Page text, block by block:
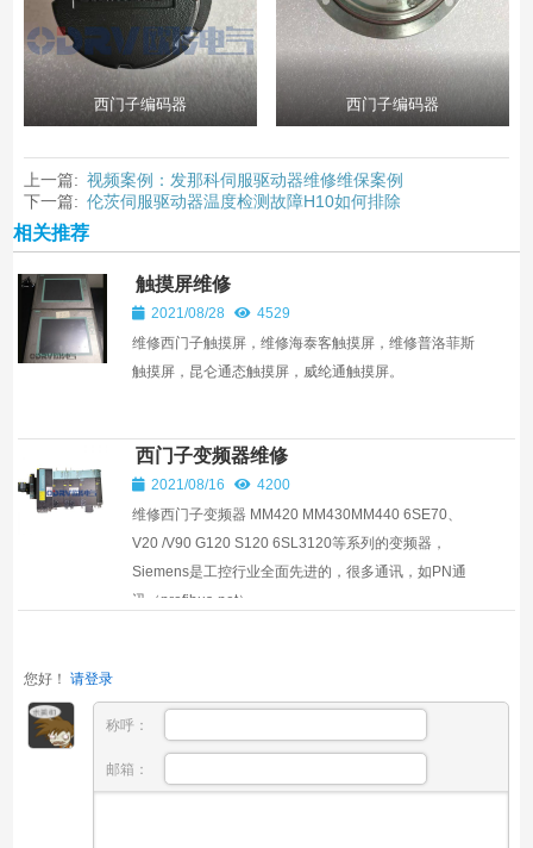
西门子编码器 西门子编码器
上一篇: 视频案例：发那科伺服驱动器维修维保案例
下一篇: 伦茨伺服驱动器温度检测故障H10如何排除
相关推荐
触摸屏维修
2021/08/28
4529
维修西门子触摸屏，维修海泰客触摸屏，维修普洛菲斯
触摸屏，昆仑通态触摸屏，威纶通触摸屏。
西门子变频器维修
2021/08/16
4200
维修西门子变频器 MM420 MM430MM440 6SE70、
V20 /V90 G120 S120 6SL3120等系列的变频器，
Siemens是工控行业全面先进的，很多通讯，如PN通
讯（profibus-net）...
您好！ 请登录
称呼：
邮箱：